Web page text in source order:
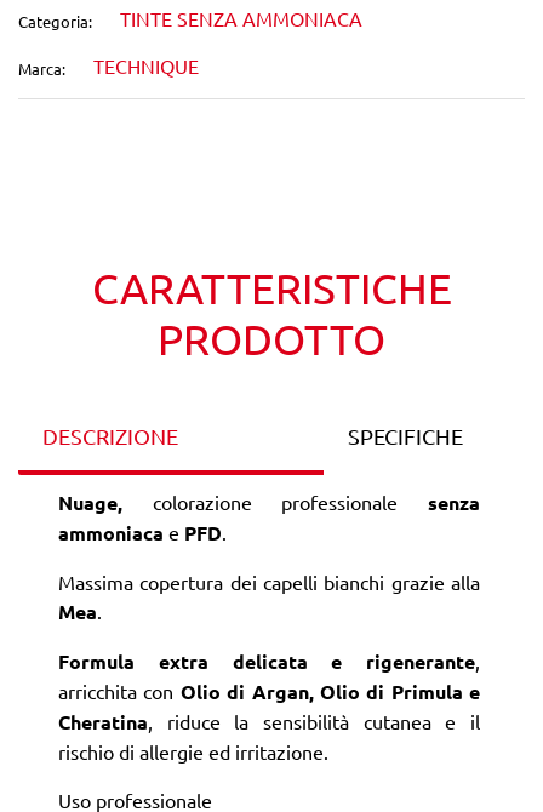
Categoria: TINTE SENZA AMMONIACA
Marca: TECHNIQUE
CARATTERISTICHE
PRODOTTO
DESCRIZIONE SPECIFICHE
Nuage, colorazione professionale senza
ammoniaca e PFD
Massima copertura dei capelli bianchi grazie alla
Mea
Formula extra delicata e rigenerante
arricchita con Olio di Argan, Olio di Primula e
Cheratina , riduce la sensibilità cutanea e il
rischio di allergie ed irritazione.
Uso professionale